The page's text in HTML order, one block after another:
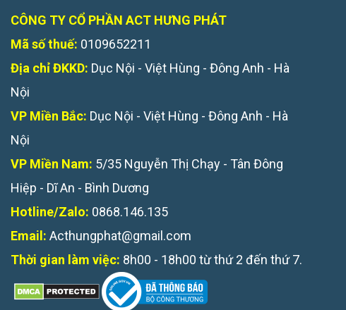
CÔNG TY CỔ PHẦN ACT HƯNG PHÁT
Mã số thuế: 0109652211
Địa chỉ ĐKKD: Dục Nội - Việt Hùng - Đông Anh - Hà
Nội
VP Miền Bắc: Dục Nội - Việt Hùng - Đông Anh - Hà
Nội
VP Miền Nam: 5/35 Nguyễn Thị Chạy - Tân Đông
Hiệp - Dĩ An - Bình Dương
Hotline/Zalo: 0868.146.135
Email: Acthungphat@gmail.com
Thời gian làm việc: 8h00 - 18h00 từ thứ 2 đến thứ 7.